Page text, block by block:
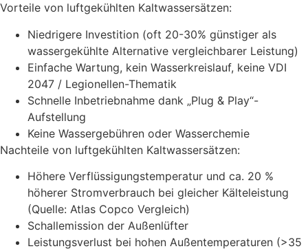
Vorteile von luftgekühlten Kaltwassersätzen:
Niedrigere Investition (oft 20-30% günstiger als
wassergekühlte Alternative vergleichbarer Leistung)
Einfache Wartung, kein Wasserkreislauf, keine VDI
2047 / Legionellen-Thematik
Schnelle Inbetriebnahme dank „Plug & Play“-
Aufstellung
Keine Wassergebühren oder Wasserchemie
Nachteile von luftgekühlten Kaltwassersätzen:
Höhere Verflüssigungstemperatur und ca. 20 %
höherer Stromverbrauch bei gleicher Kälteleistung
(Quelle: Atlas Copco Vergleich)
Schallemission der Außenlüfter
Leistungsverlust bei hohen Außentemperaturen (>35